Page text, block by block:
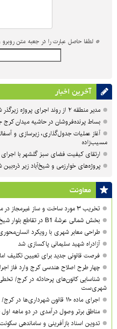
* لطفا حاصل عبارت را در جعبه متن روبرو
آخرین اخبار
مدیر منطقه ۲ از روند اجرای پروژه زیرگذر شیخ‌آباد بازدید کرد
بساط پرنده‌فروشان در حاشیه میدان
آغاز عملیات جدول‌گذاری، زیرسازی و
مسیب‌زاده
ارتقای کیفیت فضای سبز گلشهر با
پروژه‌های خوارزمی و شیخ‌آباد زیر
معاونت
تخریب ۳ مورد ساخت و ساز غیرمجاز در منطقه ۴
بخش شمالی عرشهٔ B1 در تقاطع بلوار شیخ‌آباد با ریل راه‌آهن بتن‌ریزی شد
طراحی معابر شهری با رویکرد
آزادراه شهید سلیمانی پاکسازی شد
فرصت قانونی جدید برای تعیین تکلیف
چهار طرح اصلاح هندسی کرج وارد فاز
شناسایی کانون‌های پرحادثه در کرج/
شهری‌ست
اجرای ماده ۱۱۰ قانون شهرداری‌ها در کرج/ زمین‌های بایر دیوارکشی می‌شود
مناطق برتر وصول درآمدی در دو ماهه اول سال ۱۴۰۵
تدوین اسناد بازآفرینی و ساماندهی